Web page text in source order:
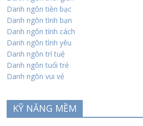
Danh ngôn tiền bạc
Danh ngôn tình bạn
Danh ngôn tính cách
Danh ngôn tình yêu
Danh ngôn trí tuệ
Danh ngôn tuổi trẻ
Danh ngôn vui vẻ
KỸ NĂNG MỀM